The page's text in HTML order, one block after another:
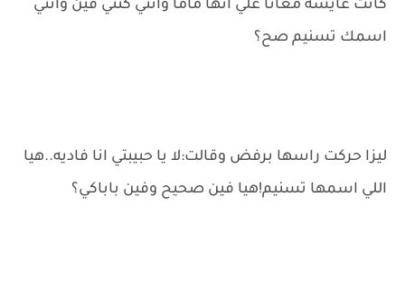
كانت عايشه معانا علي انها ماما وانتي كنتي فين وانتي
اسمك تسنيم صح؟
ليزا حركت راسها برفض وقالت:لا يا حبيبتي انا فاديه..هيا
اللي اسمها تسنيم!هيا فين صحيح وفين باباكي؟